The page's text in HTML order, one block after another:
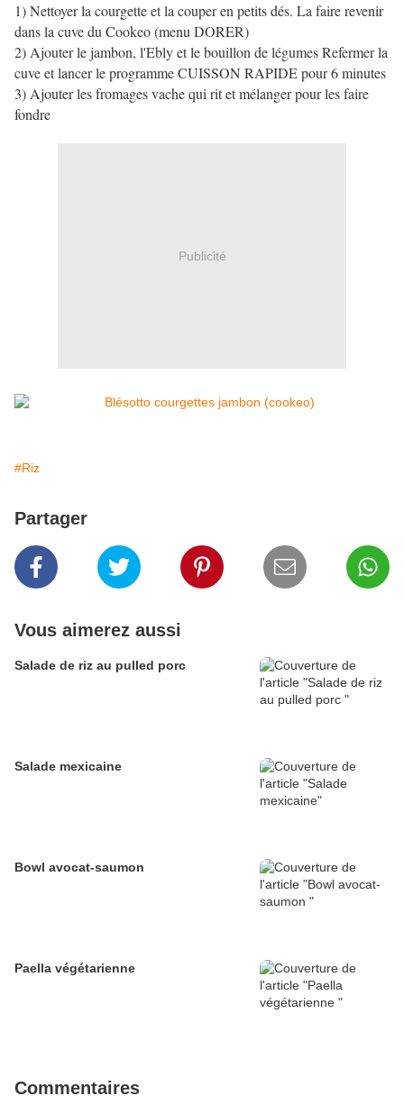
1) Nettoyer la courgette et la couper en petits dés. La faire revenir
dans la cuve du Cookeo (menu DORER)
2) Ajouter le jambon, l'Ebly et le bouillon de légumes Refermer la
cuve et lancer le programme CUISSON RAPIDE pour 6 minutes
3) Ajouter les fromages vache qui rit et mélanger pour les faire
fondre
Publicité
#Riz
Partager
Vous aimerez aussi
Salade de riz au pulled porc
Salade mexicaine
Bowl avocat-saumon
Paella végétarienne
Commentaires